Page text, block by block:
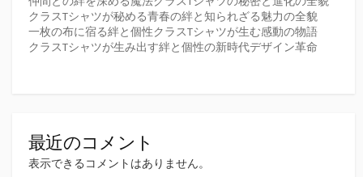
クラスTシャツが秘める青春の絆と知られざる魅力の全貌
一枚の布に宿る絆と個性クラスTシャツが生む感動の物語
クラスTシャツが生み出す絆と個性の新時代デザイン革命
最近のコメント
表示できるコメントはありません。